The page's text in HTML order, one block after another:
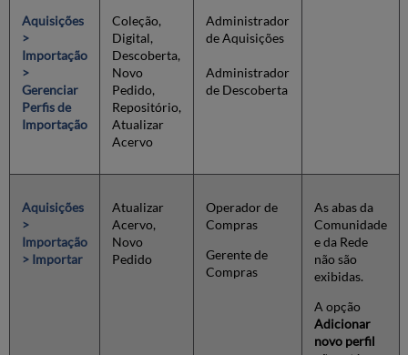
um
de
Digital:
Informações
de
Atribuição
Coleção
Criar/Editar
um
Perfil
Aquisições
>
Importação
>
Gerenciar
Perfis de
Importação
Coleção,
Digital,
Descoberta,
Novo
Pedido,
Repositório,
Atualizar
Acervo
Administrador
de Aquisições
Administrador
de Descoberta
Aquisições
>
Importação
> Importar
Atualizar
Acervo,
Novo
Pedido
Operador de
Compras
Gerente de
Compras
As abas da
Comunidade
e da Rede
não são
exibidas.
A opção
Adicionar
novo perfil